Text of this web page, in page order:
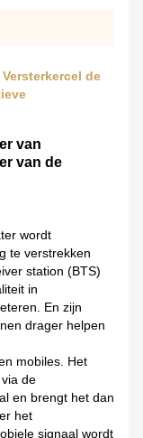
de
van
van de
wordt
te verstrekken
station (BTS)
in
En zijn
drager helpen
mobiles. Het
de
en brengt het dan
het
signaal wordt